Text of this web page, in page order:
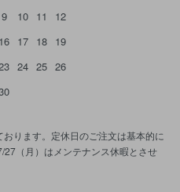
9 10 11
12
16 17 18 19
24 25 26
ります。定休日のご注文は基本的に
（月）はメンテナンス休暇とさせ